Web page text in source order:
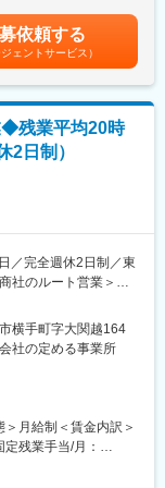
である当社。1942年
質な眠りを届けてい
から販売を開始した
う構造で、累計販売
以上の医療機関に納
も愛用者は多数。テ
快眠と健康をひたむ
般
店舗数の増加に伴
ョン拡大も見込まれ
ています。
じめ、販促や育成な
きなポジションで
未経験の方でも、充
ることができます。
役立ちます。流行に
っても自身の感性を
・平均有休消化14
す。
依頼する
ジェントサービス）
◆残業平均20時
日制）
／完全週休2日制／東
社のルート営業＞
材、屋根材、住宅設
お任せします。
発注業務、訪問準
または建設現場を2～
横手町字大関越164
社の定める事業所
月給制＜賃金内訳＞
残業手当/月：